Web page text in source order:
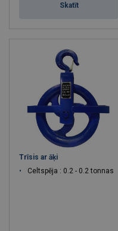
Skatīt
Trīsis ar āķi
Celtspēja : 0.2 - 0.2 tonnas